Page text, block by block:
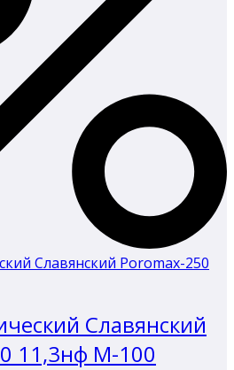
Славянский
11,3нф М-100